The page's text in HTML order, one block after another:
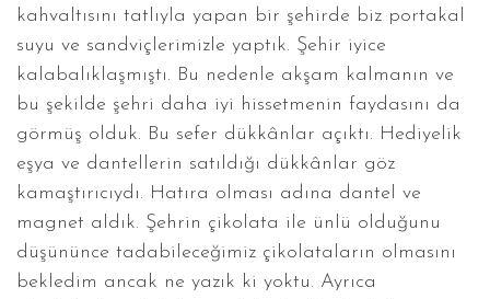
kahvaltısını tatlıyla yapan bir şehirde biz portakal
suyu ve sandviçlerimizle yaptık. Şehir iyice
kalabalıklaşmıştı. Bu nedenle akşam kalmanın ve
bu şekilde şehri daha iyi hissetmenin faydasını da
görmüş olduk. Bu sefer dükkânlar açıktı. Hediyelik
eşya ve dantellerin satıldığı dükkânlar göz
kamaştırıcıydı. Hatıra olması adına dantel ve
magnet aldık. Şehrin çikolata ile ünlü olduğunu
düşününce tadabileceğimiz çikolataların olmasını
bekledim ancak ne yazık ki yoktu. Ayrıca